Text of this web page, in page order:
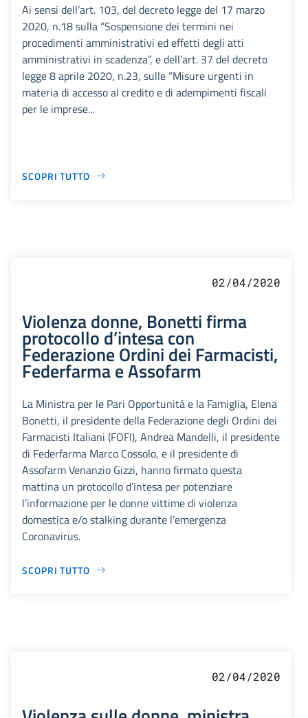
Ai sensi dell’art. 103, del decreto legge del 17 marzo
2020, n.18 sulla “Sospensione dei termini nei
procedimenti amministrativi ed effetti degli atti
amministrativi in scadenza”, e dell’art. 37 del decreto
legge 8 aprile 2020, n.23, sulle “Misure urgenti in
materia di accesso al credito e di adempimenti fiscali
per le imprese...
SCOPRI TUTTO
02/04/2020
Violenza donne, Bonetti firma
protocollo d’intesa con
Federazione Ordini dei Farmacisti,
Federfarma e Assofarm
La Ministra per le Pari Opportunità e la Famiglia, Elena
Bonetti, il presidente della Federazione degli Ordini dei
Farmacisti Italiani (FOFI), Andrea Mandelli, il presidente
di Federfarma Marco Cossolo, e il presidente di
Assofarm Venanzio Gizzi, hanno firmato questa
mattina un protocollo d’intesa per potenziare
l’informazione per le donne vittime di violenza
domestica e/o stalking durante l’emergenza
Coronavirus.
SCOPRI TUTTO
02/04/2020